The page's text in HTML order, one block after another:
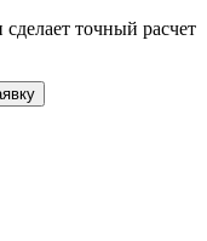
точный расчет